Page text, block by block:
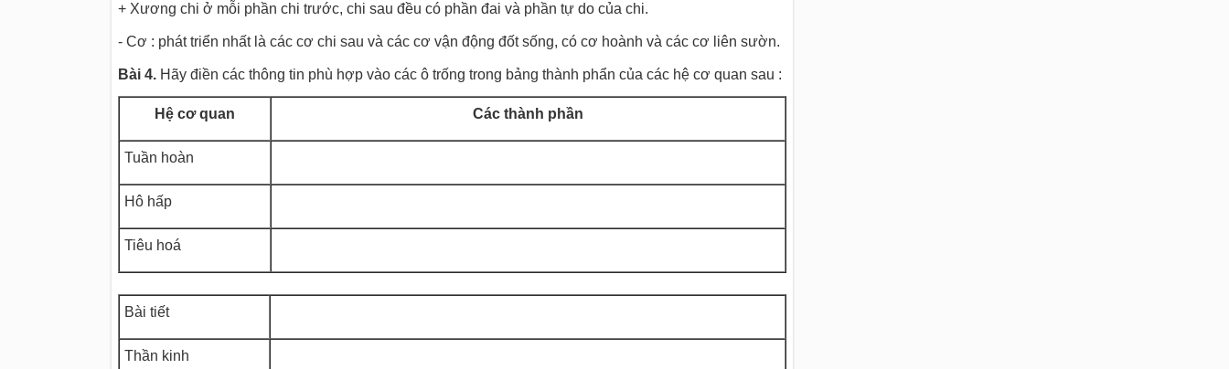
+ Xương chi ở mỗi phần chi trước, chi sau đều có phần đai và phần tự do của chi.
- Cơ : phát triển nhất là các cơ chi sau và các cơ vận động đốt sống, có cơ hoành và các cơ liên sườn.
Bài 4.Hãy điền các thông tin phù hợp vào các ô trống trong bảng thành phẩn của các hệ cơ quan sau :
Hệ cơ quan Các thành phần
Tuần hoàn
Hô hấp
Tiêu hoá
Bài tiết
Thần kinh